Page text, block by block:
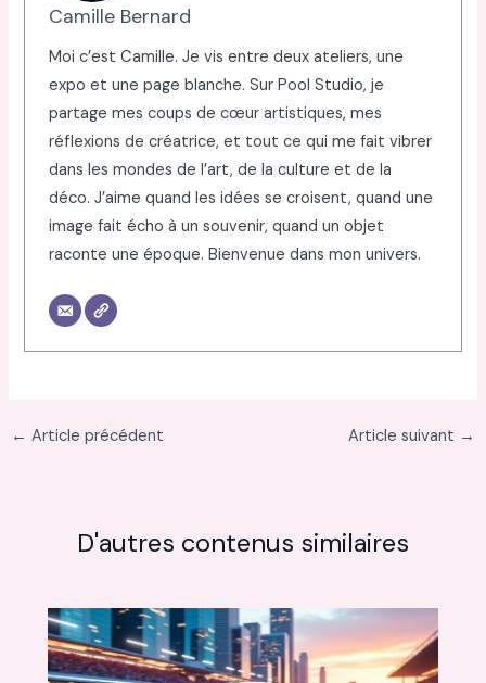
Camille Bernard
Moi c’est Camille. Je vis entre deux ateliers, une
expo et une page blanche. Sur Pool Studio, je
partage mes coups de cœur artistiques, mes
réflexions de créatrice, et tout ce qui me fait vibrer
dans les mondes de l’art, de la culture et de la
déco. J’aime quand les idées se croisent, quand une
image fait écho à un souvenir, quand un objet
raconte une époque. Bienvenue dans mon univers.
← Article précédent Article suivant →
D'autres contenus similaires